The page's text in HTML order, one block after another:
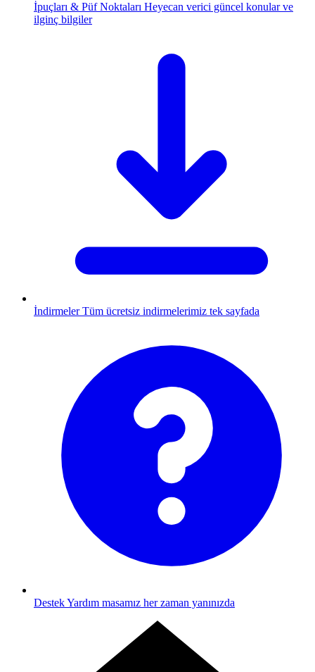
İpuçları & Püf Noktaları Heyecan verici güncel konular ve
ilginç bilgiler
İndirmeler Tüm ücretsiz indirmelerimiz tek sayfada
DestekYardım masamız her zaman yanınızda